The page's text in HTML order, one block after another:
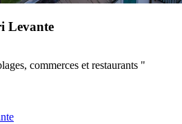
Levante
commerces et restaurants "